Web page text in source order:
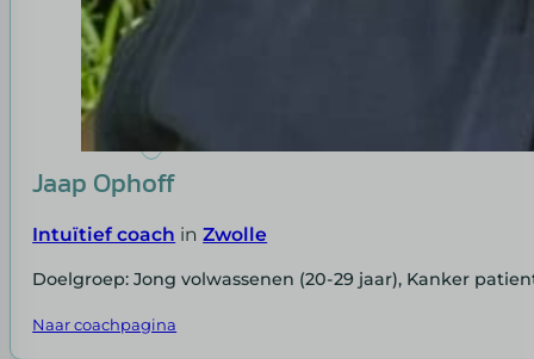
Jaap Ophoff
Intuïtief coach inZwolle
Doelgroep: Jong volwassenen (20-29 jaar), Kanker
Naar coachpagina